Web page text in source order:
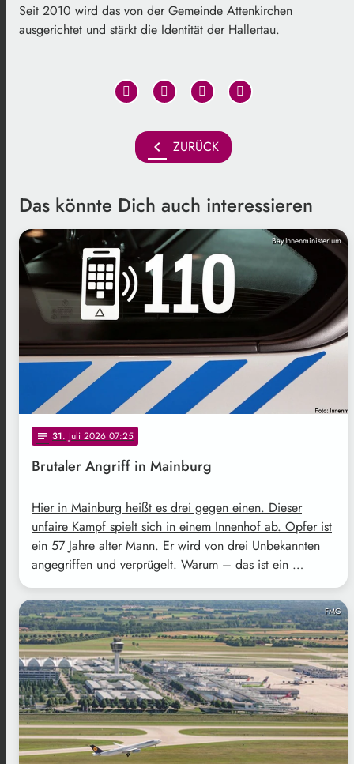
Seit 2010 wird das von der Gemeinde Attenkirchen
ausgerichtet und stärkt die Identität der Hallertau.
chevron_left ZURÜCK
Das könnte Dich auch interessieren
Bay.Innenministerium
notes 31. Juli 2026 07:25
Brutaler Angriff in Mainburg
Hier in Mainburg heißt es drei gegen einen. Dieser
unfaire Kampf spielt sich in einem Innenhof ab. Opfer ist
ein 57 Jahre alter Mann. Er wird von drei Unbekannten
angegriffen und verprügelt. Warum – das ist ein …
FMG